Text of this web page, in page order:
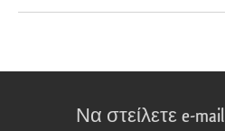
Να στείλετε e-mail